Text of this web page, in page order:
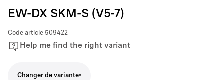
EW-DX SKM-S (V5-7)
Code article 509422
Help me find the right variant
Changer de variante